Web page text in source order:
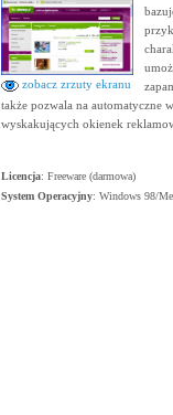
zobacz zrzuty ekranu
także pozwala na automatyczne
wyskakujących okienek
Licencja: Freeware (darmowa)
System Operacyjny: Windows 98/